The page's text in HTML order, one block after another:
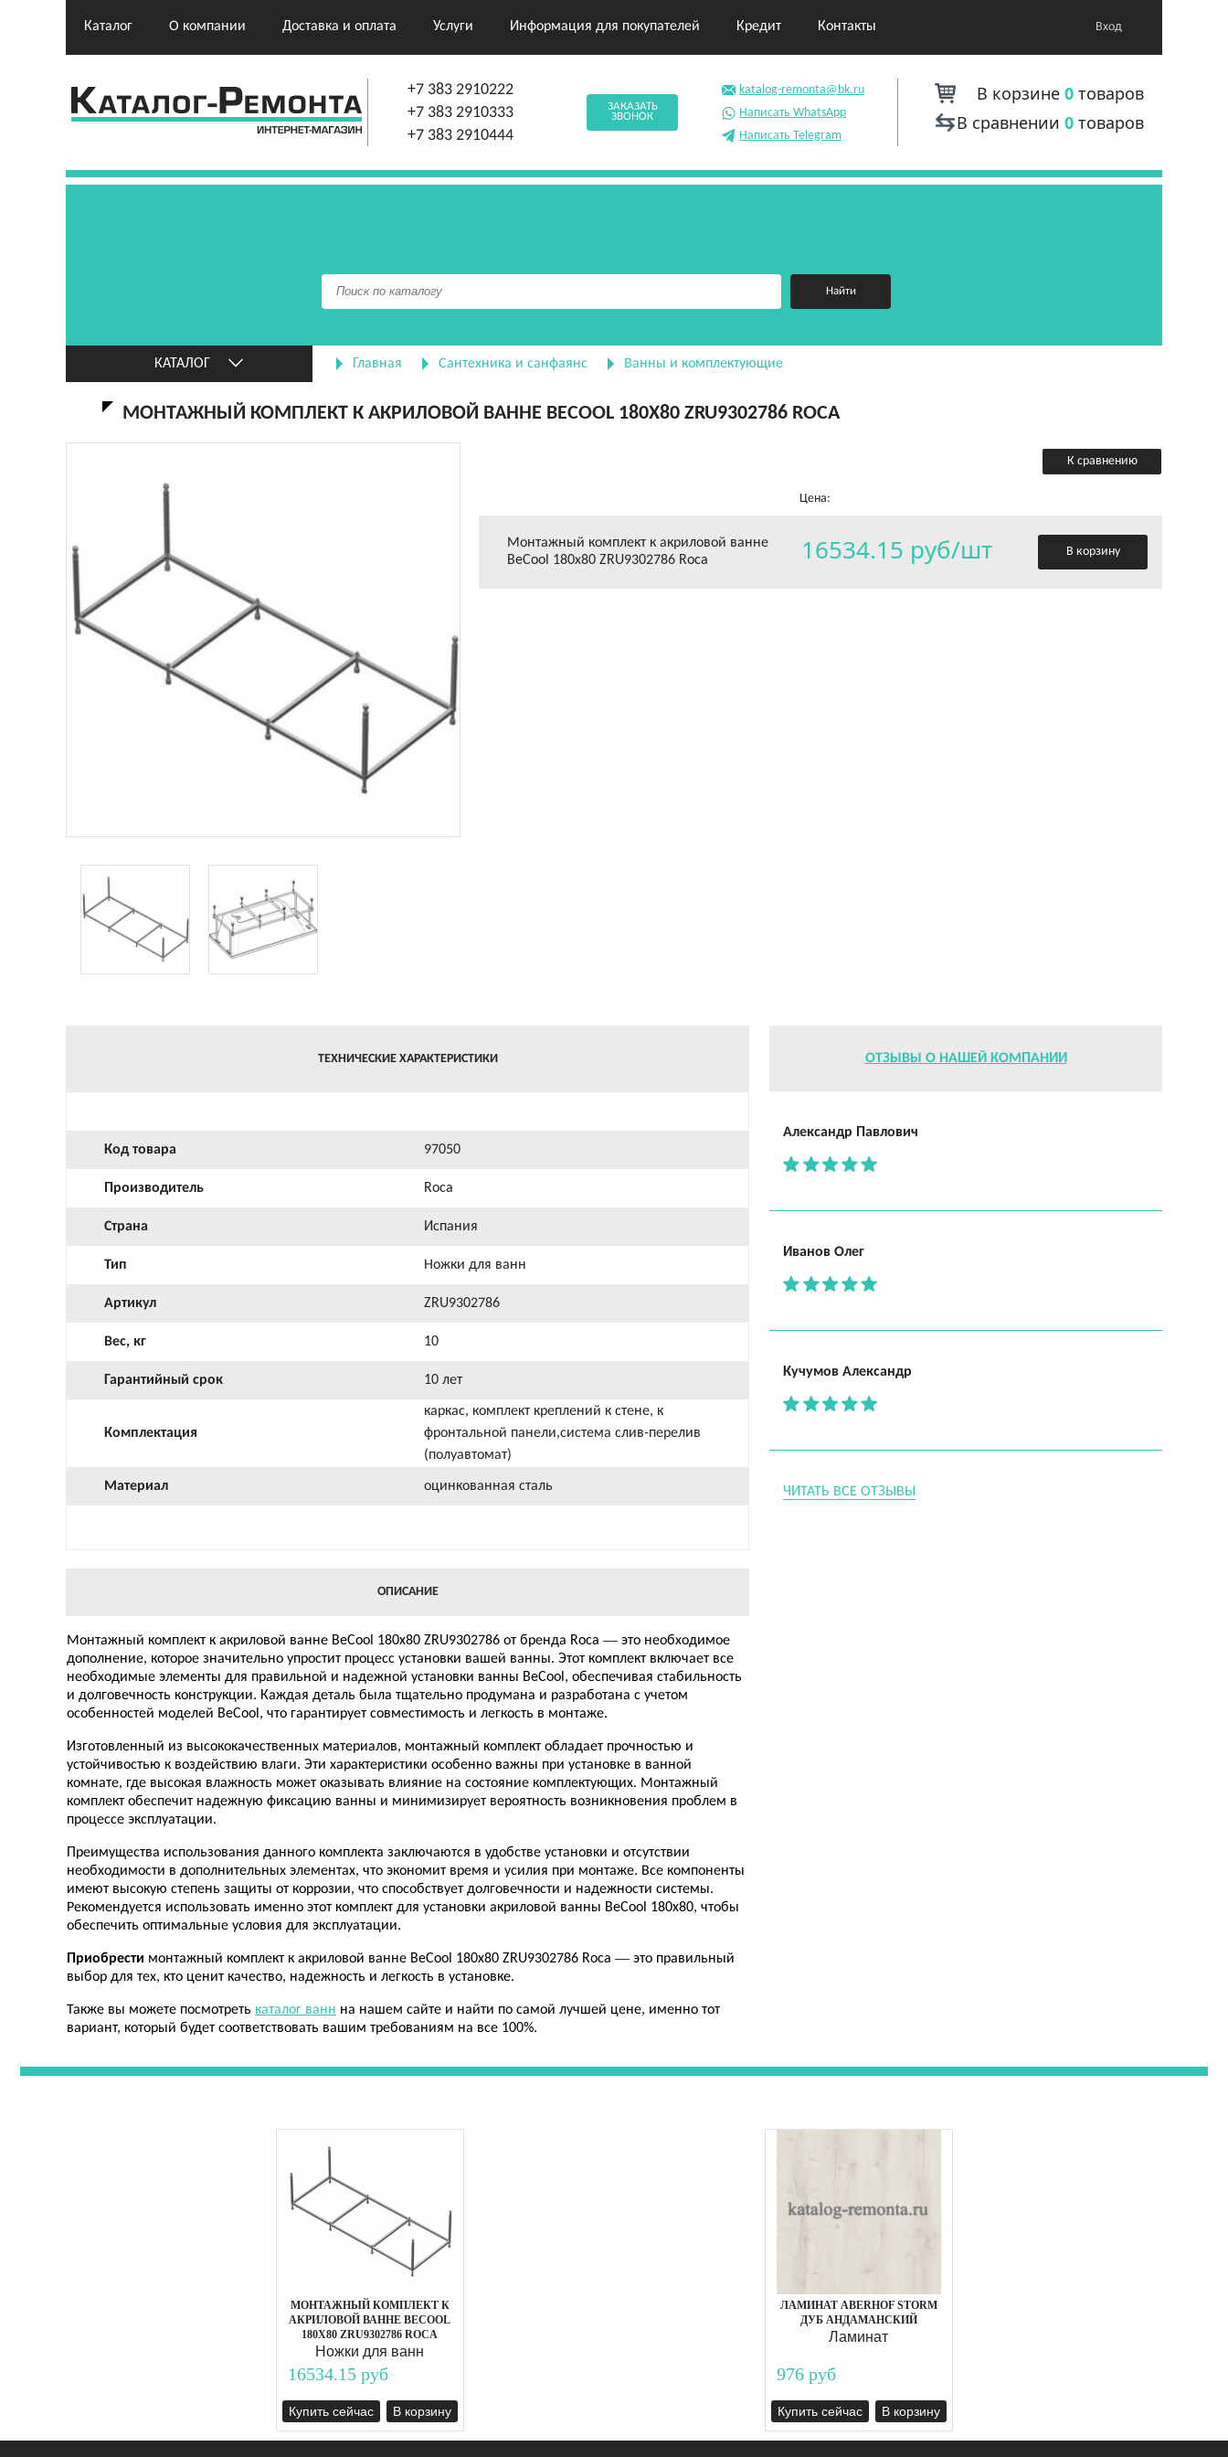
Каталог О компании Доставка и оплата Услуги Информация для покупателей Кредит Контакты Вход
+7 383 2910222
+7 383 2910333
+7 383 2910444
ЗАКАЗАТЬ
ЗВОНОК
katalog-remonta@bk.ru
Написать WhatsApp
Написать Telegram
В корзине 0товаров
В сравнении 0 товаров
Найти
КАТАЛОГ Главная Сантехника и санфаянс Ванны и комплектующие
МОНТАЖНЫЙ КОМПЛЕКТ К АКРИЛОВОЙ ВАННЕ BECOOL 180Х80 ZRU9302786 ROCA
К сравнению
Цена:
Монтажный комплект к акриловой ванне
BeCool 180х80 ZRU9302786 Roca
16534.15 руб/шт В корзину
ТЕХНИЧЕСКИЕ ХАРАКТЕРИСТИКИ
Код товара 97050
Производитель Roca
Страна Испания
Тип Ножки для ванн
Артикул ZRU9302786
Вес, кг 10
Гарантийный срок 10 лет
Комплектация
каркас, комплект креплений к стене, к
фронтальной панели,система слив-перелив
(полуавтомат)
Материал оцинкованная сталь
ОПИСАНИЕ
Монтажный комплект к акриловой ванне BeCool 180x80 ZRU9302786 от бренда Roca — это необходимое
дополнение, которое значительно упростит процесс установки вашей ванны. Этот комплект включает все
необходимые элементы для правильной и надежной установки ванны BeCool, обеспечивая стабильность
и долговечность конструкции. Каждая деталь была тщательно продумана и разработана с учетом
особенностей моделей BeCool, что гарантирует совместимость и легкость в монтаже.
Изготовленный из высококачественных материалов, монтажный комплект обладает прочностью и
устойчивостью к воздействию влаги. Эти характеристики особенно важны при установке в ванной
комнате, где высокая влажность может оказывать влияние на состояние комплектующих. Монтажный
комплект обеспечит надежную фиксацию ванны и минимизирует вероятность возникновения проблем в
процессе эксплуатации.
Преимущества использования данного комплекта заключаются в удобстве установки и отсутствии
необходимости в дополнительных элементах, что экономит время и усилия при монтаже. Все компоненты
имеют высокую степень защиты от коррозии, что способствует долговечности и надежности системы.
Рекомендуется использовать именно этот комплект для установки акриловой ванны BeCool 180x80, чтобы
обеспечить оптимальные условия для эксплуатации.
Приобрести монтажный комплект к акриловой ванне BeCool 180x80 ZRU9302786 Roca — это правильный
выбор для тех, кто ценит качество, надежность и легкость в установке.
Также вы можете посмотреть каталог ванн на нашем сайте и найти по самой лучшей цене, именно тот
вариант, который будет соответствовать вашим требованиям на все 100%.
ОТЗЫВЫ О НАШЕЙ КОМПАНИИ
Александр Павлович
Иванов Олег
Кучумов Александр
ЧИТАТЬ ВСЕ ОТЗЫВЫ
МОНТАЖНЫЙ КОМПЛЕКТ К
АКРИЛОВОЙ ВАННЕ BECOOL
180Х80 ZRU9302786 ROCA
Ножки для ванн
16534.15 руб
Купить сейчас В корзину
ЛАМИНАТ ABERHOF STORM
ДУБ АНДАМАНСКИЙ
Ламинат
976 руб
Купить сейчас В корзину